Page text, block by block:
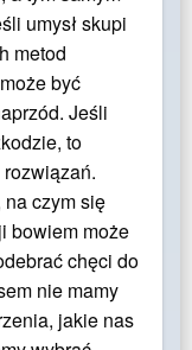
umysł skupi
metod
być
Jeśli
to
na czym się
bowiem może
chęci do
nie mamy
jakie nas